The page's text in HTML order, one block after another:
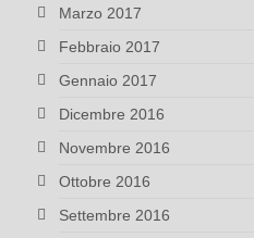
Marzo 2017
Febbraio 2017
Gennaio 2017
Dicembre 2016
Novembre 2016
Ottobre 2016
Settembre 2016